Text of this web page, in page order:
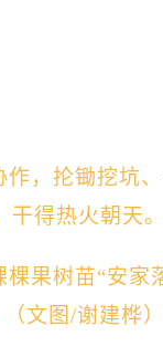
作，抡锄挖坑
得热火朝天。
棵果树苗“安家
（文图/谢建桦）